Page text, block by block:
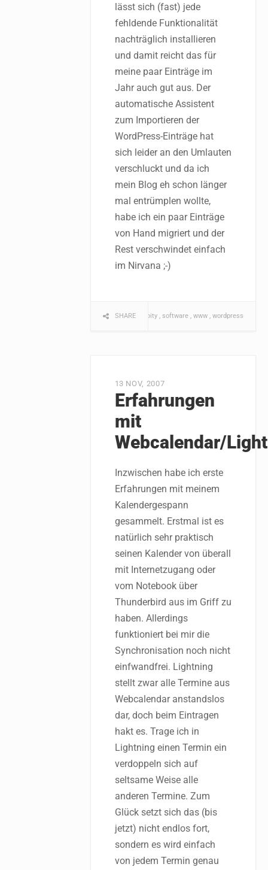
lässt sich (fast) jede
fehldende Funktionalität
nachträglich installieren
und damit reicht das für
meine paar Einträge im
Jahr auch gut aus. Der
automatische Assistent
zum Importieren der
WordPress-Einträge hat
sich leider an den Umlauten
verschluckt und da ich
mein Blog eh schon länger
mal entrümplen wollte,
habe ich ein paar Einträge
von Hand migriert und der
Rest verschwindet einfach
im Nirvana ;-)
SHARE
blog serendipity software www wordpress
13 NOV, 2007
Erfahrungen
mit
Webcalendar/
Inzwischen habe ich erste
Erfahrungen mit meinem
Kalendergespann
gesammelt. Erstmal ist es
natürlich sehr praktisch
seinen Kalender von überall
mit Internetzugang oder
vom Notebook über
Thunderbird aus im Griff zu
haben. Allerdings
funktioniert bei mir die
Synchronisation noch nicht
einfwandfrei. Lightning
stellt zwar alle Termine aus
Webcalendar anstandslos
dar, doch beim Eintragen
hakt es. Trage ich in
Lightning einen Termin ein
verdoppeln sich auf
seltsame Weise alle
anderen Termine. Zum
Glück setzt sich das (bis
jetzt) nicht endlos fort,
sondern es wird einfach
von jedem Termin genau